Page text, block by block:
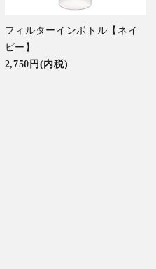
フィルターインボトル【ネイ
ビー】
2,750円(内税)